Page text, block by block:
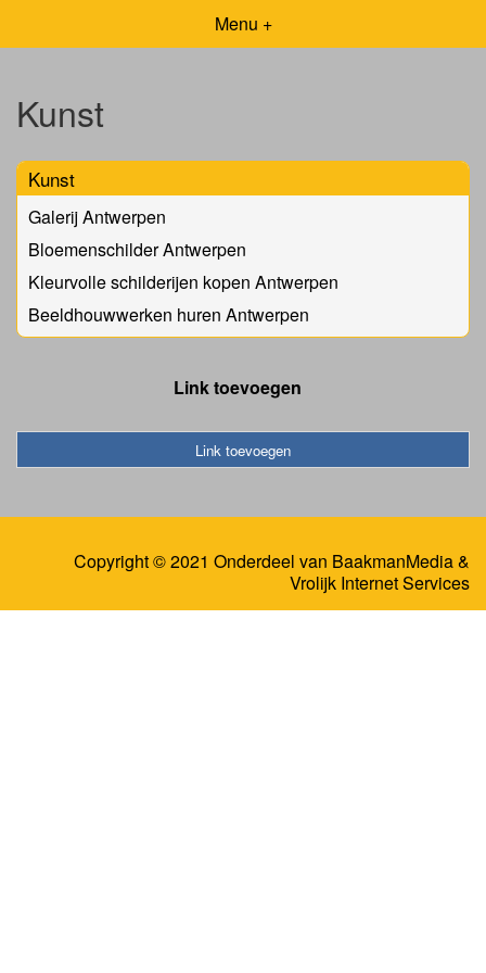
Menu +
Kunst
Kunst
Galerij Antwerpen
Bloemenschilder Antwerpen
Kleurvolle schilderijen kopen Antwerpen
Beeldhouwwerken huren Antwerpen
Link toevoegen
Link toevoegen
Copyright © 2021 Onderdeel van BaakmanMedia&
Vrolijk Internet Services